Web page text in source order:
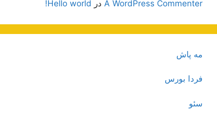
A WordPress Commenter در Hello world!
مه پاش
فردا بورس
سئو